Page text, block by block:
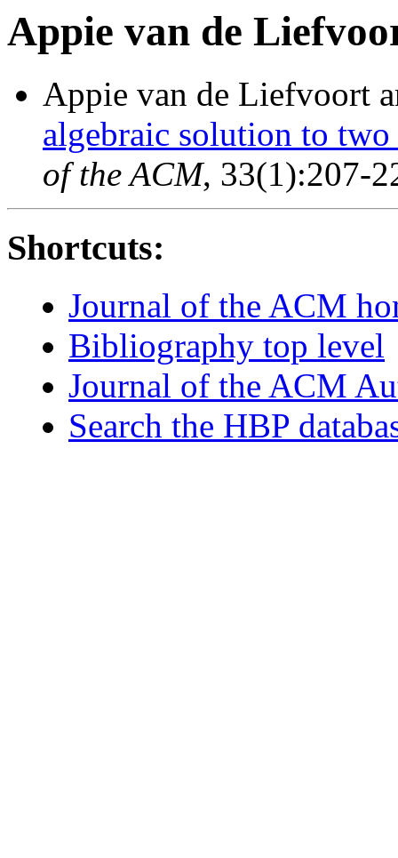
Appie van de
Appie van de Liefvoort
algebraic solution to two
of the ACM, 33(1):207-
Shortcuts:
Journal of the ACM
Bibliography top level
Journal of the ACM
Search the HBP